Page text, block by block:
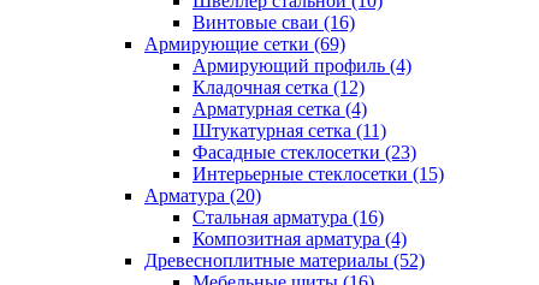
Винтовые сваи (16)
Армирующие сетки (69)
Армирующий профиль (4)
Кладочная сетка (12)
Арматурная сетка (4)
Штукатурная сетка (11)
Фасадные стеклосетки (23)
Интерьерные стеклосетки (15)
Арматура (20)
Стальная арматура (16)
Композитная арматура (4)
Древесноплитные материалы (52)